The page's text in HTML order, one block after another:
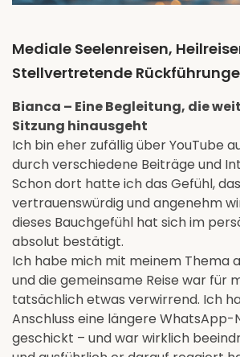
Mediale Seelenreisen,
Stellvertretende
Bianca – Eine Begleitung, die
Sitzung hinausgeht
Ich bin eher zufällig über YouTube
durch verschiedene Beiträge und
Schon dort hatte ich das Gefühl,
vertrauenswürdig und angenehm
dieses Bauchgefühl hat sich im
absolut bestätigt.
Ich habe mich mit meinem Thema
und die gemeinsame Reise war für
tatsächlich etwas verwirrend. Ich
Anschluss eine längere WhatsApp-
geschickt – und war wirklich